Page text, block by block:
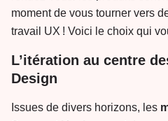
moment de vous tourner vers
travail UX ! Voici le choix qui
L’itération au centre
Design
Issues de divers horizons, les